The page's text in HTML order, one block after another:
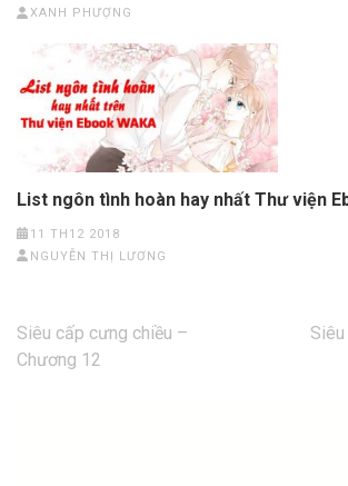
XANH PHƯỢNG
List ngôn tình hoàn hay nhất Thư viện
11 TH12 2018
NGUYỄN THỊ LƯƠNG
Điều
hướng
Siêu cấp cưng chiều –
Chương 12